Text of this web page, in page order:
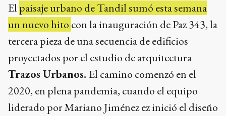
El paisaje urbano de Tandil sumó esta semana
un nuevo hito con la inauguración de Paz 343, la
tercera pieza de una secuencia de edificios
proyectados por el estudio de arquitectura
Trazos Urbanos. El camino comenzó en el
2020, en plena pandemia, cuando el equipo
liderado por Mariano Jiménez ez inició el diseño